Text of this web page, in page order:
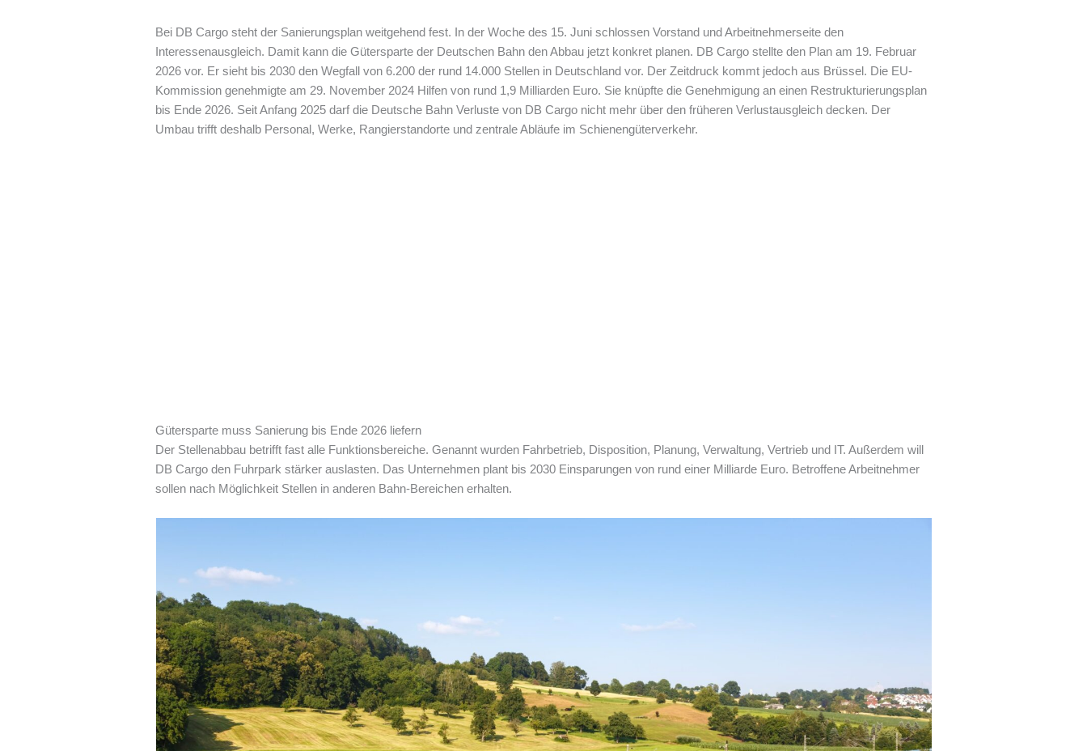
Bei DB Cargo steht der Sanierungsplan weitgehend fest. In der Woche des 15. Juni schlossen Vorstand und Arbeitnehmerseite den
Interessenausgleich. Damit kann die Gütersparte der Deutschen Bahn den Abbau jetzt konkret planen. DB Cargo stellte den Plan am 19. Februar
2026 vor. Er sieht bis 2030 den Wegfall von 6.200 der rund 14.000 Stellen in Deutschland vor. Der Zeitdruck kommt jedoch aus Brüssel. Die EU-
Kommission genehmigte am 29. November 2024 Hilfen von rund 1,9 Milliarden Euro. Sie knüpfte die Genehmigung an einen Restrukturierungsplan
bis Ende 2026. Seit Anfang 2025 darf die Deutsche Bahn Verluste von DB Cargo nicht mehr über den früheren Verlustausgleich decken. Der
Umbau trifft deshalb Personal, Werke, Rangierstandorte und zentrale Abläufe im Schienengüterverkehr.
Gütersparte muss Sanierung bis Ende 2026 liefern
Der Stellenabbau betrifft fast alle Funktionsbereiche. Genannt wurden Fahrbetrieb, Disposition, Planung, Verwaltung, Vertrieb und IT. Außerdem will
DB Cargo den Fuhrpark stärker auslasten. Das Unternehmen plant bis 2030 Einsparungen von rund einer Milliarde Euro. Betroffene Arbeitnehmer
sollen nach Möglichkeit Stellen in anderen Bahn-Bereichen erhalten.